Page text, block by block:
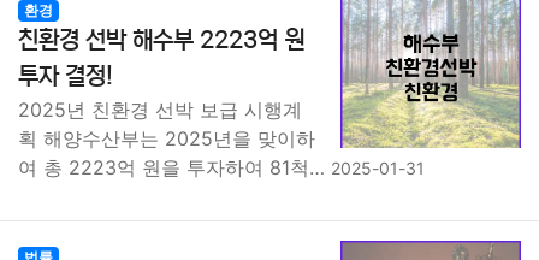
환경
친환경 선박 해수부 2223억 원
투자 결정!
2025년 친환경 선박 보급 시행계
획 해양수산부는 2025년을 맞이하
여 총 2223억 원을 투자하여 81척… 2025-01-31